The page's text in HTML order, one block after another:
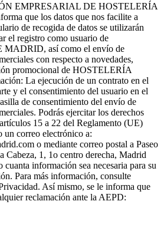
EMPRESARIAL DE HOSTELERÍA
que los datos que nos facilite a
de recogida de datos se utilizarán
el registro como usuario de
así como el envío de
con respecto a novedades,
promocional de HOSTELERÍA
La ejecución de un contrato en el
y el consentimiento del usuario en el
de consentimiento del envío de
Podrás ejercitar los derechos
15 a 22 del Reglamento (UE)
un correo electrónico a:
o mediante correo postal a Paseo
Cabeza, 1, 1o centro derecha, Madrid
cuanta información sea necesaria para su
Para más información, consulte
Así mismo, se le informa que
reclamación ante la AEPD: